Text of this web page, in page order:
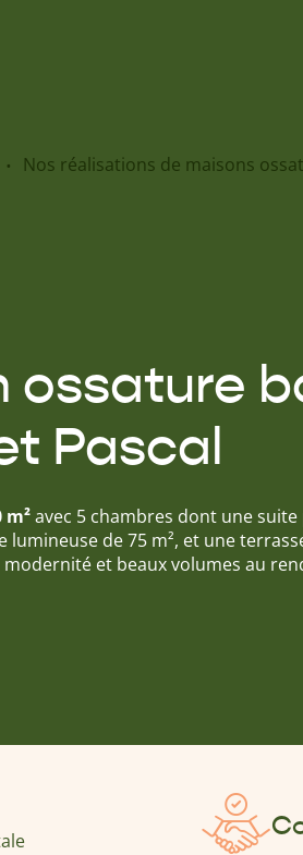
Nos réalisations de maisons
ossature
Pascal
m²avec 5 chambres dont une
lumineuse de 75 m², et une
et beaux volumes au